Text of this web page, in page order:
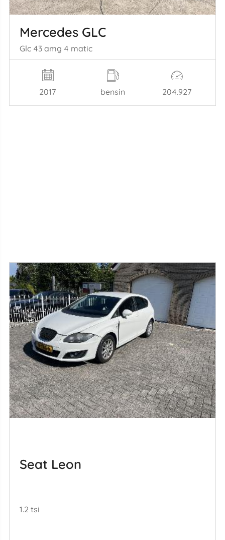
Mercedes GLC
Glc 43 amg 4 matic
2017 bensin 204.927
Seat Leon
1.2 tsi